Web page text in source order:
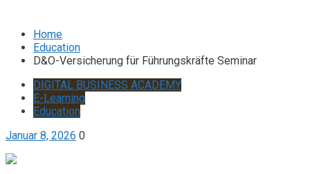
Home
Education
D&O-Versicherung für Führungskräfte Seminar
DIGITAL BUSINESS ACADEMY
E-Learning
Education
Januar 8, 2026 0